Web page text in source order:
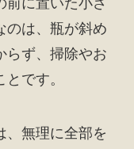
のは、瓶が斜め
らず、掃除やお
です。
、無理に全部を